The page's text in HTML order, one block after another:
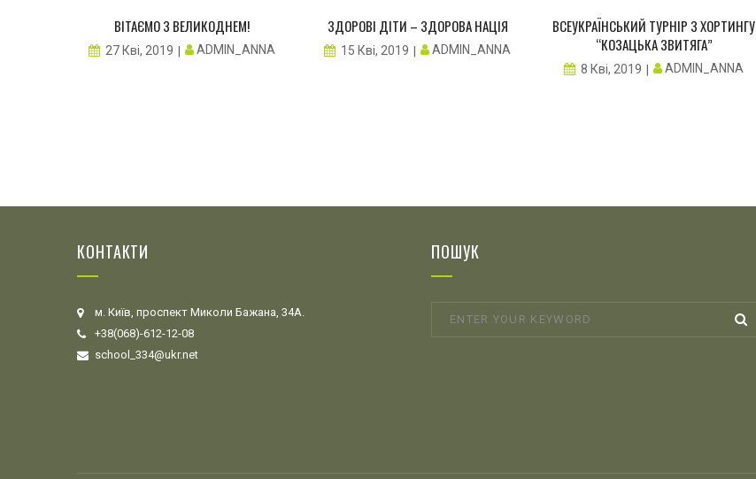
ВІТАЄМО З ВЕЛИКОДНЕМ!
27 Кві, 2019 ADMIN_ANNA
ЗДОРОВІ ДІТИ – ЗДОРОВА НАЦІЯ
15 Кві, 2019 ADMIN_ANNA
ВСЕУКРАЇНСЬКИЙ ТУРНІР З ХОРТИНГУ
“КОЗАЦЬКА ЗВИТЯГА”
8 Кві, 2019 ADMIN_ANNA
КОНТАКТИ
м. Київ, проспект Миколи Бажана, 34А.
+38(068)-612-12-08
school_334@ukr.net
ПОШУК